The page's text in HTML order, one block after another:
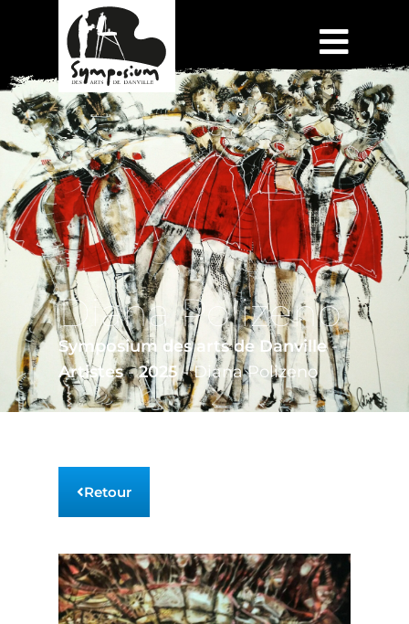
Diana Polizeno
Symposium des arts de Danville-
Artistes-2025-Diana Polizeno
Retour